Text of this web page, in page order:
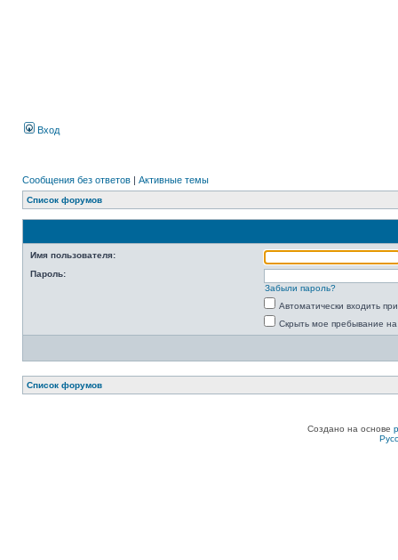
Вход
Сообщения без ответов | Активные темы
Список форумов
Имя пользователя:
Пароль:
Забыли пароль?
Автоматически входить
Скрыть мое пребывание
Список форумов
Создано на основе